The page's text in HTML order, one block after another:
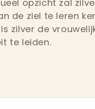
opzicht zal
de ziel te leren
zilver de
te leiden.